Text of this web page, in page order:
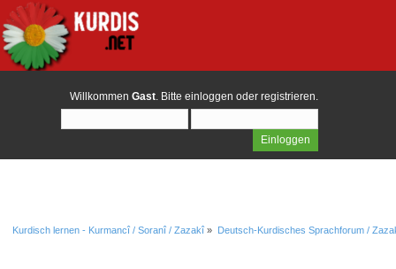
Willkommen Gast. Bitte einloggen oder registrieren.
Kurdisch lernen - Kurmancî / Soranî / Zazakî » Deutsch-Kurdisches Sprachforum /